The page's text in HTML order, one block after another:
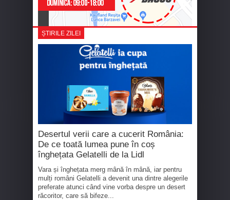
ȘTIRILE ZILEI
Desertul verii care a cucerit România:
De ce toată lumea pune în coș
înghețata Gelatelli de la Lidl
Vara și înghețata merg mână în mână, iar pentru
mulți români Gelatelli a devenit una dintre alegerile
preferate atunci când vine vorba despre un desert
răcoritor, care să bifeze...